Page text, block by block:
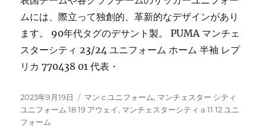
ムには、際立って独創的、革新的なデザインがあり
ます。 90年代タグのデサント製。 PUMA マンチェ
スターシティ 23/24 ユニフォーム ホーム 半袖 レプ
リカ 770438 01 代表・
投
稿
日:
2023年9月19日
タ
グ
マン c ユニフォーム, マンチェスター シティ
ユニフォーム 18 19 アウェイ, マンチェスターシティ a 11 12 ユニ
フォーム